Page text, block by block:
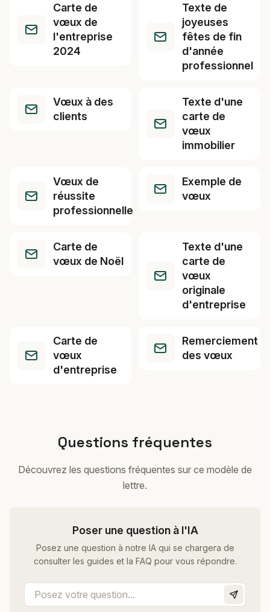
Carte de
vœux de
l'entreprise
2024
Texte de
joyeuses
fêtes de fin
d'année
professionnel
Vœux à des
clients
Texte d'une
carte de
vœux
immobilier
Vœux de
réussite
professionnelle
Exemple de
vœux
Carte de
vœux de Noël
Texte d'une
carte de
vœux
originale
d'entreprise
Carte de
vœux
d'entreprise
Remerciement
des vœux
Questions fréquentes
Découvrez les questions fréquentes sur ce modèle de
lettre.
Poser une question à l'IA
Posez une question à notre IA qui se chargera de
consulter les guides et la FAQ pour vous répondre.